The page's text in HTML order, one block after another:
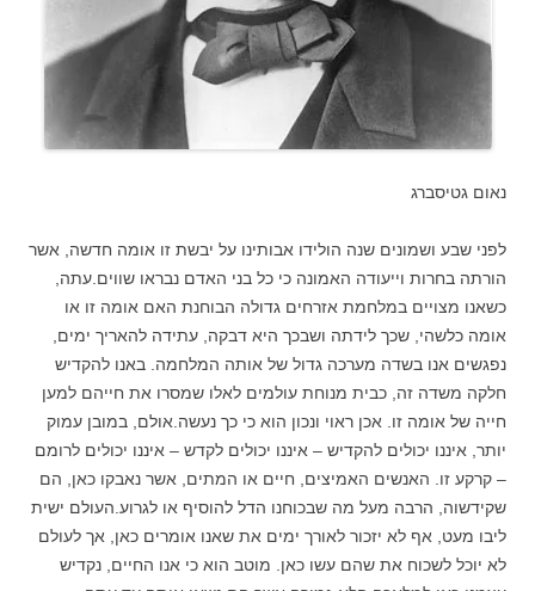
נאום גטיסברג
לפני שבע ושמונים שנה הולידו אבותינו על יבשת זו אומה חדשה, אשר
הורתה בחרות וייעודה האמונה כי כל בני האדם נבראו שווים.עתה,
כשאנו מצויים במלחמת אזרחים גדולה הבוחנת האם אומה זו או
אומה כלשהי, שכך לידתה ושבכך היא דבקה, עתידה להאריך ימים,
נפגשים אנו בשדה מערכה גדול של אותה המלחמה. באנו להקדיש
חלקה משדה זה, כבית מנוחת עולמים לאלו שמסרו את חייהם למען
חייה של אומה זו. אכן ראוי ונכון הוא כי כך נעשה.אולם, במובן עמוק
יותר, איננו יכולים להקדיש – איננו יכולים לקדש – איננו יכולים לרומם
– קרקע זו. האנשים האמיצים, חיים או המתים, אשר נאבקו כאן, הם
שקידשוה, הרבה מעל מה שבכוחנו הדל להוסיף או לגרוע.העולם ישית
ליבו מעט, אף לא יזכור לאורך ימים את שאנו אומרים כאן, אך לעולם
לא יוכל לשכוח את שהם עשו כאן. מוטב הוא כי אנו החיים, נקדיש